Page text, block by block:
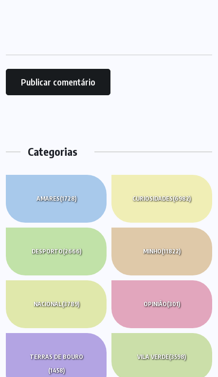
Categorias
AMARES(1728) CURIOSIDADES(6982)
DESPORTO(2666) MINHO(11822)
NACIONAL(3789) OPINIÃO(301)
TERRAS DE BOURO
(1458)
VILA VERDE(3598)